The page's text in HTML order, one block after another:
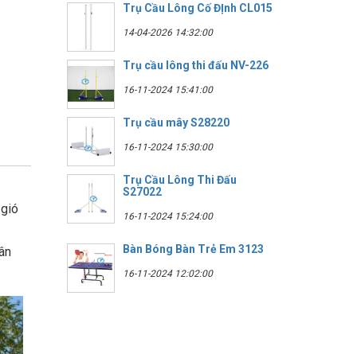
Trụ Cầu Lông Cố ĐỊnh CL015
14-04-2026 14:32:00
Trụ cầu lông thi đấu NV-226
16-11-2024 15:41:00
Trụ cầu mây S28220
16-11-2024 15:30:00
Trụ Cầu Lông Thi Đấu
S27022
16-11-2024 15:24:00
Bàn Bóng Bàn Trẻ Em 3123
16-11-2024 12:02:00